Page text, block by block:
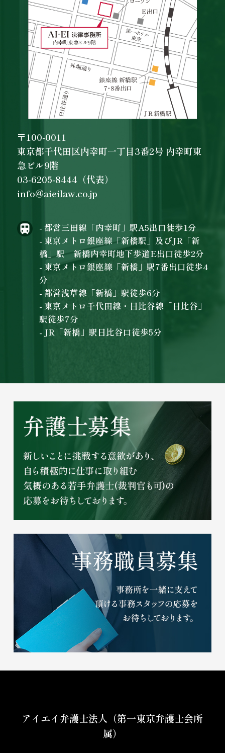
〒100-0011
東京都千代田区内幸町一丁目3番2号 内幸町東
急ビル9階
03-6205-8444（代表）
info@aieilaw.co.jp
- 都営三田線「内幸町」駅A5出口徒歩1分
- 東京メトロ銀座線「新橋駅」及びJR「新
橋」駅 新橋内幸町地下歩道E出口徒歩2分
- 東京メトロ銀座線「新橋」駅7番出口徒歩4
分
- 都営浅草線「新橋」駅徒歩6分
- 東京メトロ千代田線・日比谷線「日比谷」
駅徒歩7分
- JR「新橋」駅日比谷口徒歩5分
アイエイ弁護士法人（第一東京弁護士会所
属）